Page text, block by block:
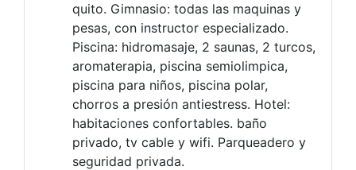
quito. Gimnasio: todas las maquinas y
pesas, con instructor especializado.
Piscina: hidromasaje, 2 saunas, 2 turcos,
aromaterapia, piscina semiolimpica,
piscina para niños, piscina polar,
chorros a presión antiestress. Hotel:
habitaciones confortables. baño
privado, tv cable y wifi. Parqueadero y
seguridad privada.